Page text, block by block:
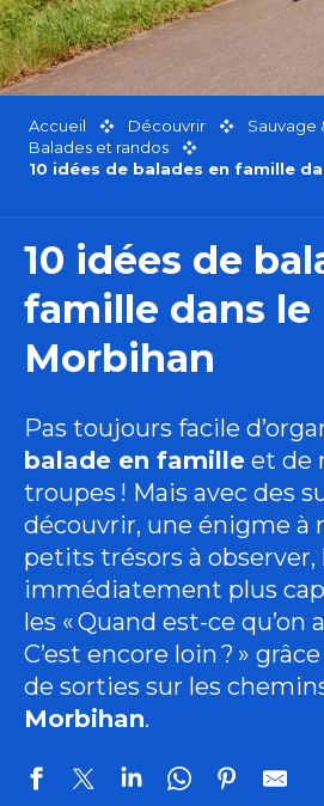
Accueil Découvrir
Sauvage
Balades et randos
10 idées de balades en famille
10 idées de
famille dans le
Morbihan
Pas toujours facile
balade en famille et de
troupes ! Mais avec des
découvrir, une énigme à
petits trésors à observer,
immédiatement plus
les « Quand est-ce qu’on
C’est encore loin ? »
de sorties sur les
Morbihan.